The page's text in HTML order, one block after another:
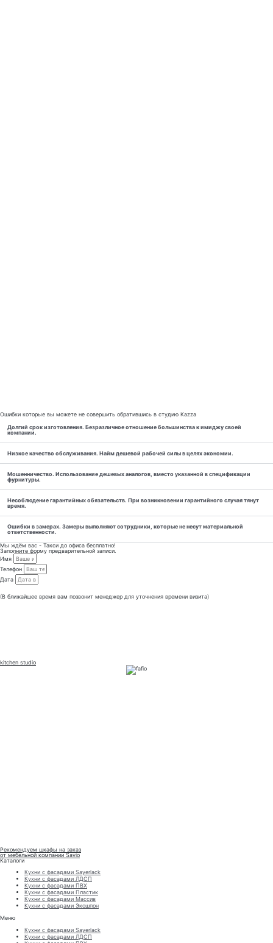
Ошибки которые вы можете не совершить обратившись в студию Kazza
Долгий срок изготовления. Безразличное отношение большинства к имиджу своей
компании.
Низкое качество обслуживания. Найм дешевой рабочей силы в целях экономии.
Мошенничество. Использование дешевых аналогов, вместо указанной в спецификации
фурнитуры.
Несоблюдение гарантийных обязательств. При возникновении гарантийного случая тянут
время.
Ошибки в замерах. Замеры выполняют сотрудники, которые не несут материальной
ответственности.
Мы ждём вас - Такси до офиса бесплатно!
Заполните форму предварительной записи.
Имя
Телефон
Дата
(В ближайшее время вам позвонит менеджер для уточнения времени визита)
kitchen studio
Рекомендуем шкафы на заказ
от мебельной компании Savio
Каталоги
Кухни с фасадами Sayerlack
Кухни с фасадами ЛДСП
Кухни с фасадами ПВХ
Кухни с фасадами Пластик
Кухни с фасадами Массив
Кухни с фасадами Экошпон
Меню
Кухни с фасадами Sayerlack
Кухни с фасадами ЛДСП